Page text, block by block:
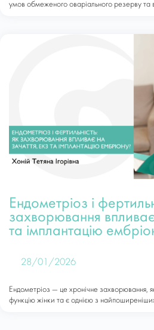
умов обмеженого оваріального резерву та
Ендометріоз і
захворювання
та імплантацію
28/01/2026
Ендометріоз — це хронічне захворювання,
функцію жінки та є однією з